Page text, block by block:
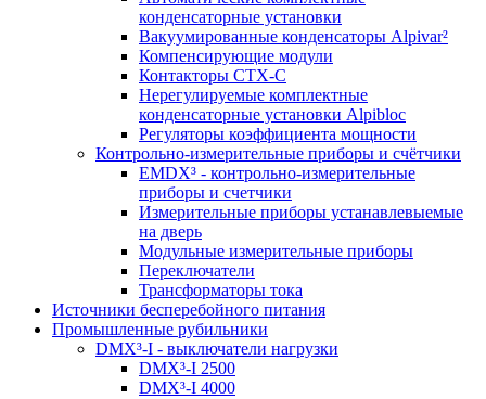
конденсаторные установки
Вакуумированные конденсаторы Alpivar²
Компенсирующие модули
Контакторы CTX-C
Нерегулируемые комплектные
конденсаторные установки Alpibloc
Регуляторы коэффициента мощности
Контрольно-измерительные приборы и счётчики
EMDX³ - контрольно-измерительные
приборы и счетчики
Измерительные приборы устанавлевыемые
на дверь
Модульные измерительные приборы
Переключатели
Трансформаторы тока
Источники бесперебойного питания
Промышленные рубильники
DMX³-I - выключатели нагрузки
DMX³-I 2500
DMX³-I 4000